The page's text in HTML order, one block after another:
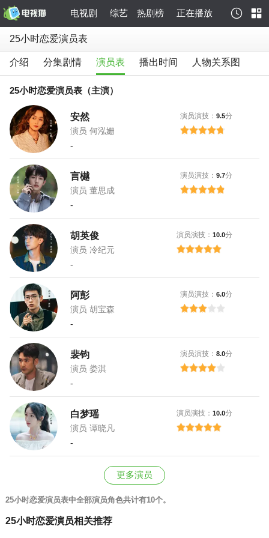
电视剧 综艺 热剧榜 正在播放
25小时恋爱演员表
介绍 分集剧情 演员表 播出时间 人物关系图
25小时恋爱演员表（主演）
安然
演员 何泓姗
演员演技：9.5分
-
言樾
演员 董思成
演员演技：9.7分
-
胡英俊
演员 冷纪元
演员演技：10.0分
-
阿彭
演员 胡宝森
演员演技：6.0分
-
裴钧
演员 娄淇
演员演技：8.0分
-
白梦瑶
演员 谭晓凡
演员演技：10.0分
-
更多演员
25小时恋爱演员表中全部演员角色共计有10个。
25小时恋爱演员相关推荐